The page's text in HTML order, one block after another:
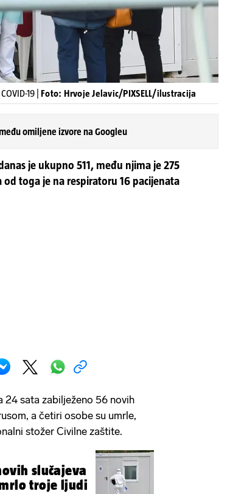
19 | Foto: Hrvoje Jelavic/PIXSELL/ilustracija
omiljene izvore na Googleu
je ukupno 511, među njima je 275
toga je na respiratoru 16 pacijenata
24 sata zabilježeno 56 novih
a četiri osobe su umrle,
stožer Civilne zaštite.
slučajeva
troje ljudi